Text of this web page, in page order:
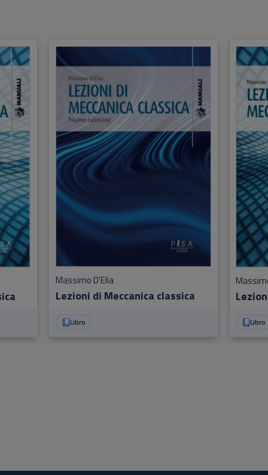
Lezioni di Meccanica classica
Massimo D'Elia
Libro Libro